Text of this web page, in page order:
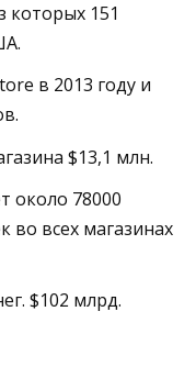
которых 151
в 2013 году и
$13,1 млн.
около 78000
во всех магазинах
$102 млрд.